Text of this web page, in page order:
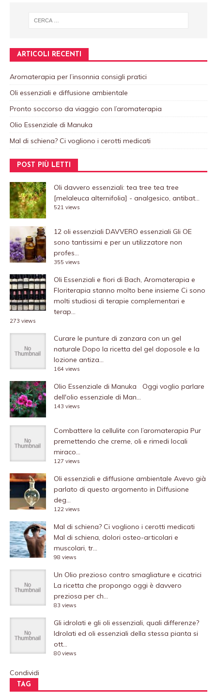
ARTICOLI RECENTI
Aromaterapia per l’insonnia consigli pratici
Oli essenziali e diffusione ambientale
Pronto soccorso da viaggio con l’aromaterapia
Olio Essenziale di Manuka
Mal di schiena? Ci vogliono i cerotti medicati
POST PIÙ LETTI
Oli davvero essenziali: tea tree tea tree
[melaleuca alternifolia] - analgesico, antibat...
521 views
12 oli essenziali DAVVERO essenziali Gli OE
sono tantissimi e per un utilizzatore non
profes...
355 views
Oli Essenziali e fiori di Bach, Aromaterapia e
Floriterapia stanno molto bene insieme Ci sono
molti studiosi di terapie complementari e
terap...
273 views
Curare le punture di zanzara con un gel
naturale Dopo la ricetta del gel doposole e la
lozione antiza...
164 views
Olio Essenziale di Manuka
Oggi voglio parlare
dell'olio essenziale di Man...
143 views
Combattere la cellulite con l’aromaterapia Pur
premettendo che creme, oli e rimedi locali
miraco...
127 views
Oli essenziali e diffusione ambientale Avevo già
parlato di questo argomento in Diffusione
deg...
122 views
Mal di schiena? Ci vogliono i cerotti medicati
Mal di schiena, dolori osteo-articolari e
muscolari, tr...
98 views
Un Olio prezioso contro smagliature e cicatrici
La ricetta che propongo oggi è davvero
preziosa per ch...
83 views
Gli idrolati e gli oli essenziali, quali differenze?
Idrolati ed oli essenziali della stessa pianta si
ott...
80 views
Condividi
TAG